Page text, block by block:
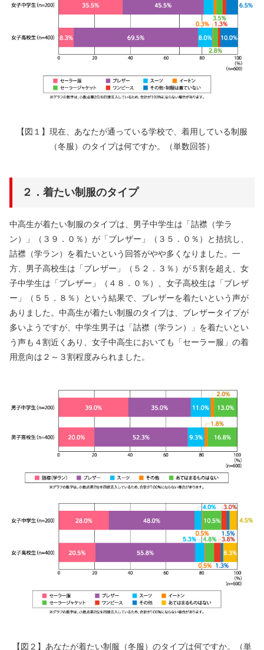
【図１】現在、あなたが通っている学校で、着用している制服
（冬服）のタイプは何ですか。（単数回答）
２．着たい制服のタイプ
中高生が着たい制服のタイプは、男子中学生は「詰襟（学ラ
ン）」（３９．０％）が「ブレザー」（３５．０％）と拮抗し、
詰襟（学ラン）を着たいという回答がやや多くなりました。一
方、男子高校生は「ブレザー」（５２．３％）が５割を超え、女
子中学生は「ブレザー」（４８．０％）、女子高校生は「ブレザ
ー」（５５．８％）という結果で、ブレザーを着たいという声が
ありました。中高生が着たい制服のタイプは、ブレザータイプが
多いようですが、中学生男子は「詰襟（学ラン）」を着たいとい
う声も４割近くあり、女子中高生においても「セーラー服」の着
用意向は２～３割程度みられました。
【図２】あなたが着たい制服（冬服）のタイプは何ですか。（単